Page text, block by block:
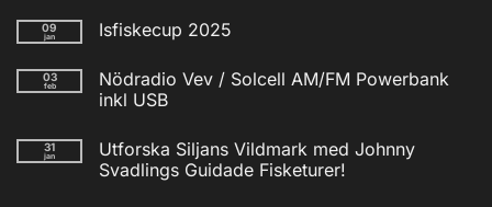
09
jan Isfiskecup 2025
till
Isfiskecup
2025
03
feb
Nödradio Vev / Solcell AM/FM Powerbank
inkl USB
till
Nödradio
Vev
31
jan
Utforska Siljans Vildmark med Johnny
Svadlings Guidade Fisketurer!